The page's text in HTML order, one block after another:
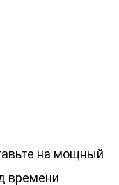
на мощный
времени